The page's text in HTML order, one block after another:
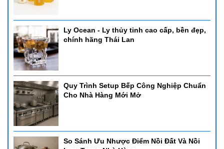
Ly Ocean - Ly thủy tinh cao cấp, bền đẹp,
chính hãng Thái Lan
Quy Trình Setup Bếp Công Nghiệp Chuẩn
Cho Nhà Hàng Mới Mở
So Sánh Ưu Nhược Điểm Nồi Đất Và Nồi